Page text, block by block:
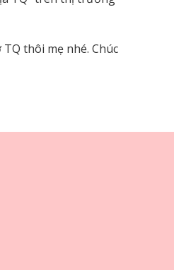
thôi mẹ nhé. Chúc